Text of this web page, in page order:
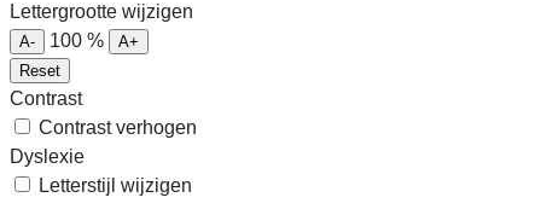
Lettergrootte wijzigen
A- 100 %
A+
Reset
Contrast
Contrast verhogen
Dyslexie
Letterstijl wijzigen